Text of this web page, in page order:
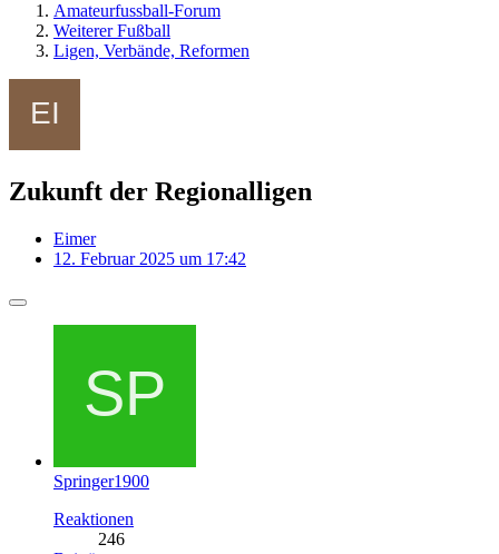
Amateurfussball-Forum
Weiterer Fußball
Ligen, Verbände, Reformen
Zukunft der Regionalligen
Eimer
12. Februar 2025 um 17:42
Springer1900
Reaktionen
246